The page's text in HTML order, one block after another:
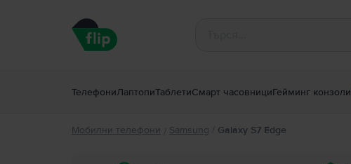
ТелефониЛаптопиТаблетиСмарт часовнициГейминг конзоли
Мобилни телефони / Samsung / Galaxy S7 Edge